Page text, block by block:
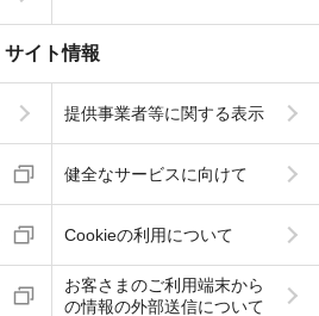
サイト情報
提供事業者等に関する表示
健全なサービスに向けて
Cookieの利用について
お客さまのご利用端末から
の情報の外部送信について